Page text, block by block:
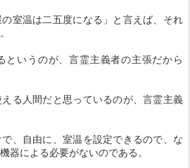
室温は二五度になる」と言えば、それ
というのが、言霊主義者の主張だから
る人間だと思っているのが、言霊主義
、自由に、室温を設定できるので、な
器による必要がないのである。